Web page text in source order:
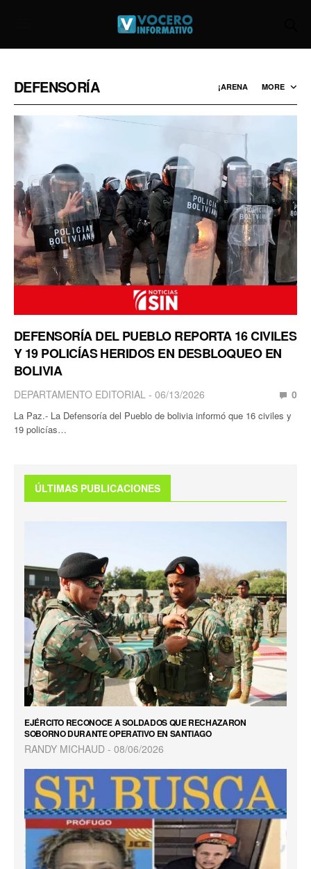
DEFENSORÍA ¡ARENA MORE
DEFENSORÍA DEL PUEBLO REPORTA 16 CIVILES
Y 19 POLICÍAS HERIDOS EN DESBLOQUEO EN
BOLIVIA
DEPARTAMENTO EDITORIAL 06/13/2026 0
La Paz.- La Defensoría del Pueblo de bolivia informó que 16 civiles y
19 policías…
ÚLTIMAS PUBLICACIONES
EJÉRCITO RECONOCE A SOLDADOS QUE RECHAZARON
SOBORNO DURANTE OPERATIVO EN SANTIAGO
RANDY MICHAUD 08/06/2026